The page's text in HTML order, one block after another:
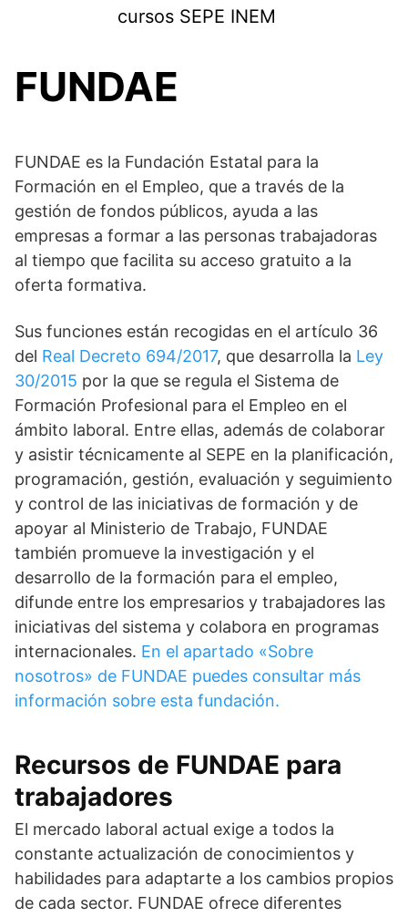
cursos SEPE INEM
FUNDAE
FUNDAE es la Fundación Estatal para la
Formación en el Empleo, que a través de la
gestión de fondos públicos, ayuda a las
empresas a formar a las personas trabajadoras
al tiempo que facilita su acceso gratuito a la
oferta formativa.
Sus funciones están recogidas en el artículo 36
del Real Decreto 694/2017, que desarrolla la Ley
30/2015 por la que se regula el Sistema de
Formación Profesional para el Empleo en el
ámbito laboral. Entre ellas, además de colaborar
y asistir técnicamente al SEPE en la planificación,
programación, gestión, evaluación y seguimiento
y control de las iniciativas de formación y de
apoyar al Ministerio de Trabajo, FUNDAE
también promueve la investigación y el
desarrollo de la formación para el empleo,
difunde entre los empresarios y trabajadores las
iniciativas del sistema y colabora en programas
internacionales. En el apartado «Sobre
nosotros» de FUNDAE puedes consultar más
información sobre esta fundación.
Recursos de FUNDAE para
trabajadores
El mercado laboral actual exige a todos la
constante actualización de conocimientos y
habilidades para adaptarte a los cambios propios
de cada sector. FUNDAE ofrece diferentes